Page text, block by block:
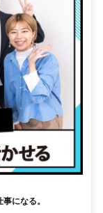
になる。